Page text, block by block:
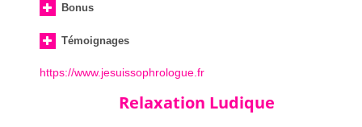
Bonus
Témoignages
https://www.jesuissophrologue.fr
Relaxation Ludique